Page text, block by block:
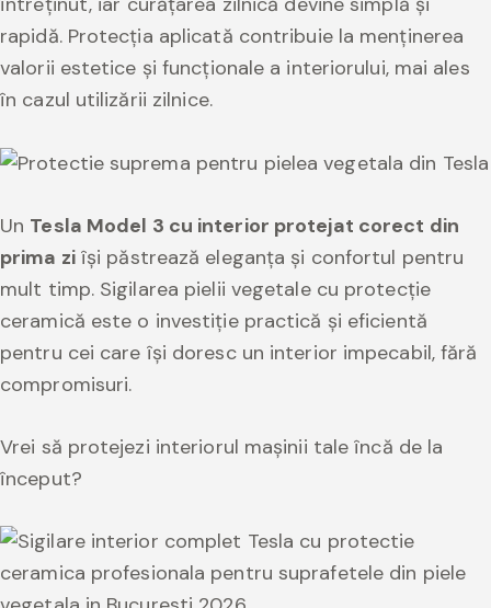
rapidă. Protecția aplicată contribuie la menținerea
valorii estetice și funcționale a interiorului, mai ales
în cazul utilizării zilnice.
Un Tesla Model 3 cu interior protejat corect din
prima ziîși păstrează eleganța și confortul pentru
mult timp. Sigilarea pielii vegetale cu protecție
ceramică este o investiție practică și eficientă
pentru cei care își doresc un interior impecabil, fără
compromisuri.
Vrei să protejezi interiorul mașinii tale încă de la
început?